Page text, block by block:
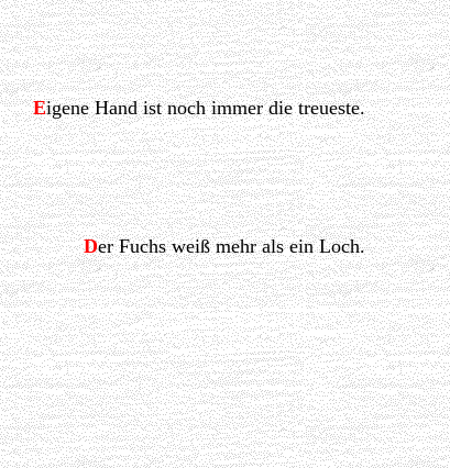
Eigene Hand ist noch immer die treueste.
Der Fuchs weiß mehr als ein Loch.